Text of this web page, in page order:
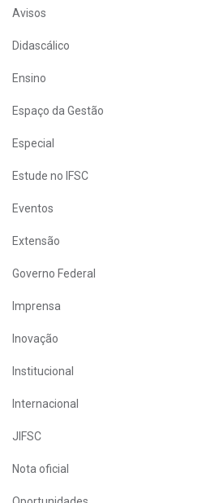
Avisos
Didascálico
Ensino
Espaço da Gestão
Especial
Estude no IFSC
Eventos
Extensão
Governo Federal
Imprensa
Inovação
Institucional
Internacional
JIFSC
Nota oficial